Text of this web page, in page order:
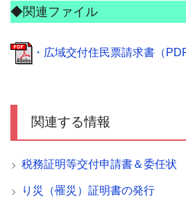
◆関連ファイル
・広域交付住民票請求書（
関連する情報
税務証明等交付申請書＆委任状
り災（罹災）証明書の発行